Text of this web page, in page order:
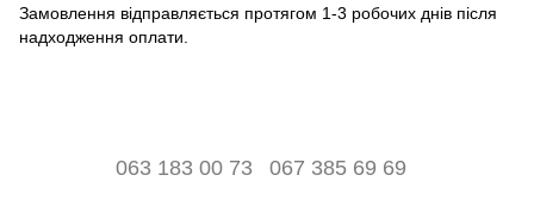
Замовлення відправляється протягом 1-3 робочих днів після
надходження оплати.
063 183 00 73 067 385 69 69